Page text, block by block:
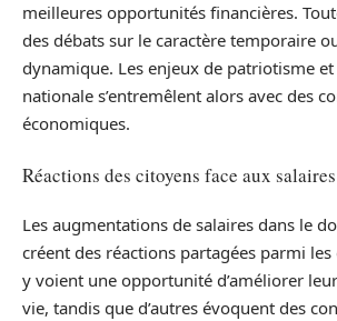
meilleures opportunités financières.
des débats sur le caractère temporaire
dynamique. Les enjeux de patriotisme
nationale s’entremêlent alors avec des
économiques.
Réactions des citoyens face aux
Les augmentations de salaires dans le
créent des réactions partagées parmi
y voient une opportunité d’améliorer
vie, tandis que d’autres évoquent des